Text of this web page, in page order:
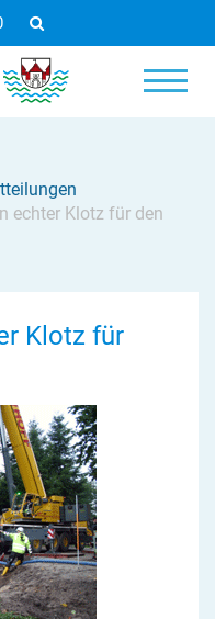
echter Klotz für den
Klotz für